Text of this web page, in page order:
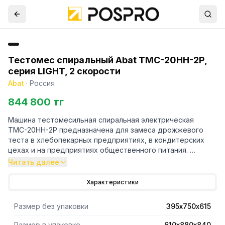
Тестомес спиральный Abat ТМС-20НН-2Р,
серия LIGHT, 2 скорости
Abat · Россия
844 800 тг
Машина тестомесильная спиральная электрическая
ТМС-20НН-2Р предназначена для замеса дрожжевого
теста в хлебопекарных предприятиях, в кондитерских
цехах и на предприятиях общественного питания.
- тихая работа благодаря низкой скорости вращения
электродвигателя и исключения его перегрева
- повышенный запас прочности месильного органа
Читать далее
Характеристики
Размер без упаковки 395х750х615